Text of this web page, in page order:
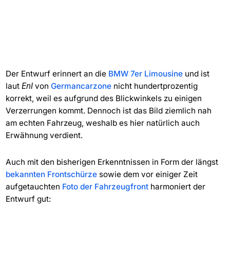
Der Entwurf erinnert an die BMW 7er Limousineund ist
laut EnIvon Germancarzonenicht hundertprozentig
korrekt, weil es aufgrund des Blickwinkels zu einigen
Verzerrungen kommt. Dennoch ist das Bild ziemlich nah
am echten Fahrzeug, weshalb es hier natürlich auch
Erwähnung verdient.
Auch mit den bisherigen Erkenntnissen in Form der längst
bekannten Frontschürzesowie dem vor einiger Zeit
aufgetauchten Foto der Fahrzeugfrontharmoniert der
Entwurf gut: